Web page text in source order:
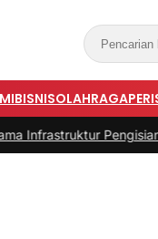
BISNISOLAHRAGA
Daya untuk Mobil